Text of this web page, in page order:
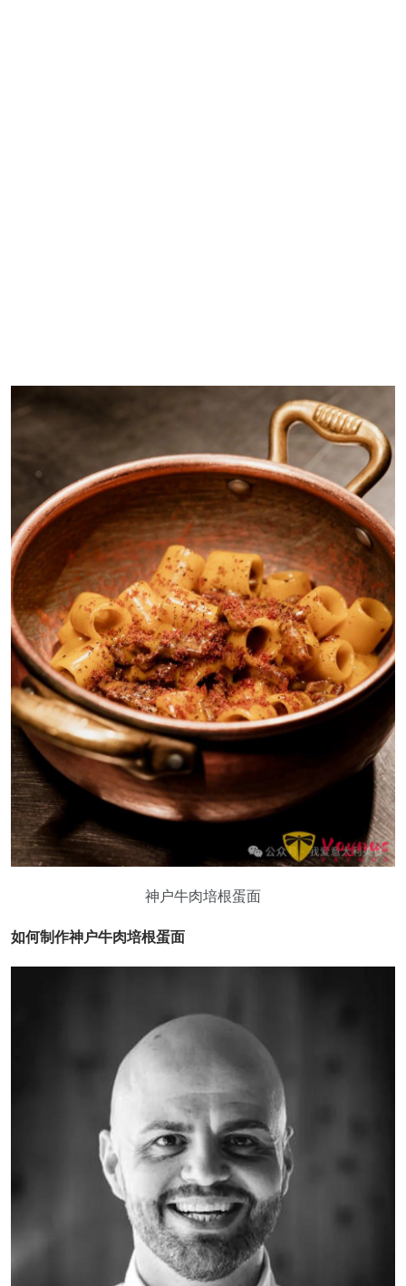
神户牛肉培根蛋面
如何制作神户牛肉培根蛋面